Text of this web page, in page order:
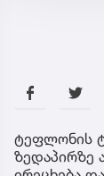
ტეფლონის
ზედაპირზე